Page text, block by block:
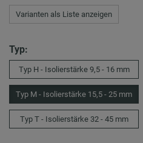
Varianten als Liste anzeigen
Typ:
Typ H - Isolierstärke 9,5 - 16 mm
Typ M - Isolierstärke 15,5 - 25 mm
Typ T - Isolierstärke 32 - 45 mm